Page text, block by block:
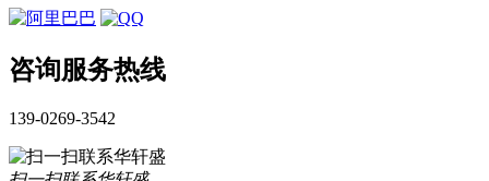
咨询服务热线
139-0269-3542